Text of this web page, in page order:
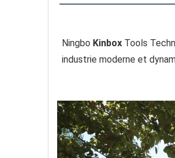
Ningbo Kinbox Tools
industrie moderne et